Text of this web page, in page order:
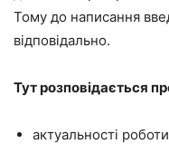
Тому до написання
відповідально.
Тут розповідається
актуальності